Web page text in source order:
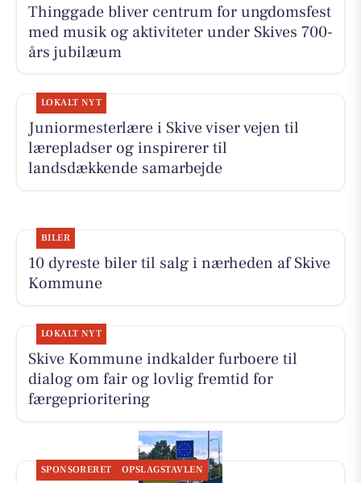
Thinggade bliver centrum for ungdomsfest
med musik og aktiviteter under Skives 700-
års jubilæum
LOKALT NYT
Juniormesterlære i Skive viser vejen til
lærepladser og inspirerer til
landsdækkende samarbejde
BILER
10 dyreste biler til salg i nærheden af Skive
Kommune
LOKALT NYT
Skive Kommune indkalder furboere til
dialog om fair og lovlig fremtid for
færgeprioritering
SPONSORERET OPSLAGSTAVLEN